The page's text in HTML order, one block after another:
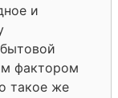
и
фактором
такое же